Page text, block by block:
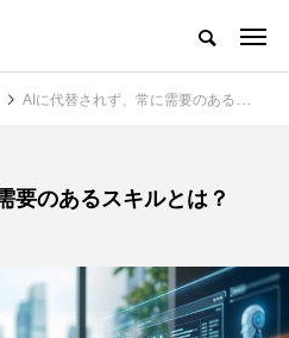
AIに代替されず、常に需要のあるスキルとは？
要のあるスキルとは？